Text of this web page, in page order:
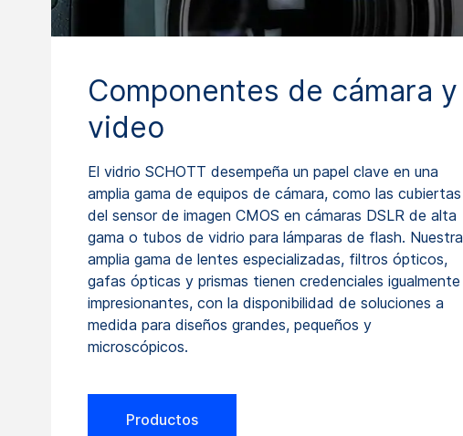
Componentes de cámara y
video
El vidrio SCHOTT desempeña un papel clave en una
amplia gama de equipos de cámara, como las cubiertas
del sensor de imagen CMOS en cámaras DSLR de alta
gama o tubos de vidrio para lámparas de flash. Nuestra
amplia gama de lentes especializadas, filtros ópticos,
gafas ópticas y prismas tienen credenciales igualmente
impresionantes, con la disponibilidad de soluciones a
medida para diseños grandes, pequeños y
microscópicos.
Productos